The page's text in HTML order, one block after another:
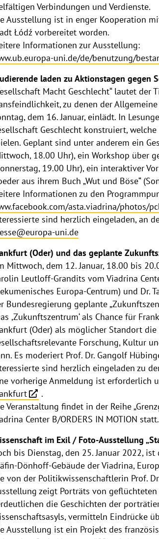
Verbindungen und Verdienste.
Ausstellung ist in enger Kooperation
Łódź vorbereitet worden.
Informationen zur Ausstellung:
uni.de/de/benutzung/
laden zu Aktionstagen gegen
Macht Geschlecht“ lautet
zu denen der
dem 16. Januar, einlädt. In
Geschlecht konstruiert,
Geplant sind unter anderem ein
18.00 Uhr), ein Workshop über
19.00 Uhr), ein interaktiver
aus ihrem Buch „Wut und Böse“
Informationen zu den
asta.viadrina/photos/
sind herzlich eingeladen, an
uni.de
(Oder) und das geplante
Mittwoch, dem 12. Januar, 18.00 bis
Leutloff-Grandits vom Viadrina
Europa-Centrum) und Dr.
Bundesregierung geplante
,Zukunftszentrum‘ als Chance für
(Oder) als möglicher Standort
Forschung, Kultur
Es moderiert Prof. Dr. Gangolf
sind herzlich eingeladen zu
vorherige Anmeldung ist erforderlich
.
Veranstaltung findet in der Reihe
Center B/ORDERS IN MOTION statt.
im Exil / Foto-Ausstellung
bis Dienstag, den 25. Januar 2022,
Dönhoff-Gebäude der Viadrina,
von der Politikwissenschaftlerin Prof.
zeigt Porträts von
die Geschichten der
vermitteln Eindrücke
Ausstellung ist ein Projekt des